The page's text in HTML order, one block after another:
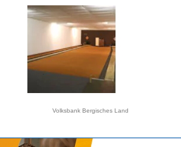
Volksbank Bergisches Land